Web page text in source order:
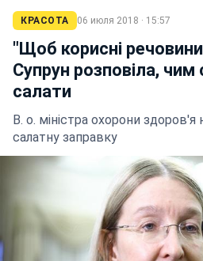
КРАСОТА 06 июля 2018 · 15:57
"Щоб корисні
Супрун розповіла, чим
салати
В. о. міністра охорони здоров'я
салатну заправку